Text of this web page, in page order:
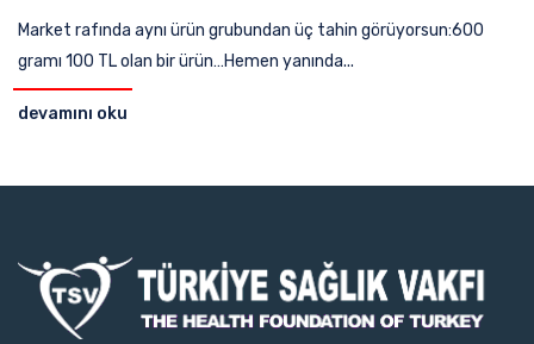
Market rafında aynı ürün grubundan üç tahin görüyorsun:600
gramı 100 TL olan bir ürün…Hemen yanında...
devamını oku